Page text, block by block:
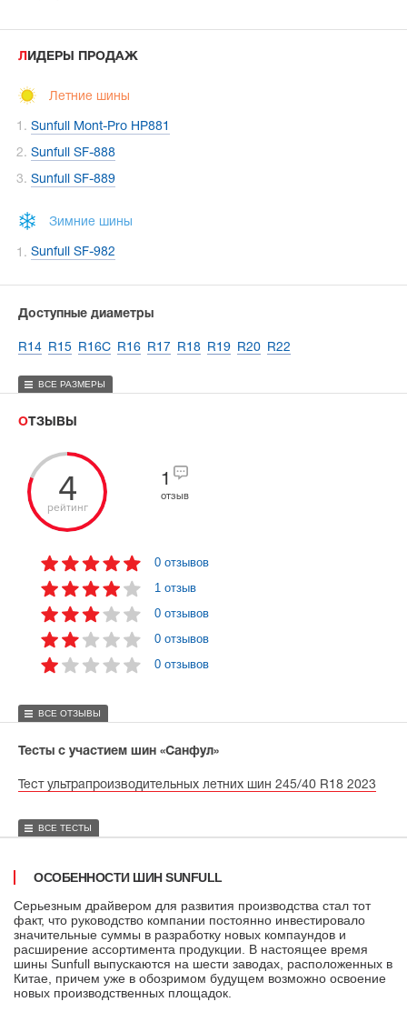
ЛИДЕРЫ ПРОДАЖ
Летние шины
Sunfull Mont-Pro HP881
Sunfull SF-888
Sunfull SF-889
Зимние шины
Sunfull SF-982
Доступные диаметры
R14 R15 R16C R16 R17 R18 R19 R20 R22
ВСЕ РАЗМЕРЫ
ОТЗЫВЫ
4
рейтинг
1
отзыв
0 отзывов
1 отзыв
0 отзывов
0 отзывов
0 отзывов
ВСЕ ОТЗЫВЫ
Тесты с участием шин «Санфул»
Тест ультрапроизводительных летних шин 245/40 R18 2023
ВСЕ ТЕСТЫ
ОСОБЕННОСТИ ШИН SUNFULL
Серьезным драйвером для развития производства стал тот
факт, что руководство компании постоянно инвестировало
значительные суммы в разработку новых компаундов и
расширение ассортимента продукции. В настоящее время
шины Sunfull выпускаются на шести заводах, расположенных в
Китае, причем уже в обозримом будущем возможно освоение
новых производственных площадок.